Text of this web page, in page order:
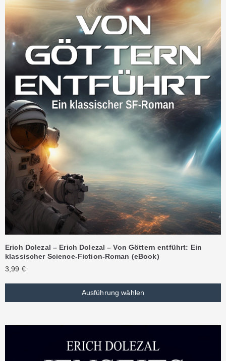
Erich Dolezal – Erich Dolezal – Von Göttern entführt: Ein
klassischer Science-Fiction-Roman (eBook)
3,99 €
Ausführung wählen